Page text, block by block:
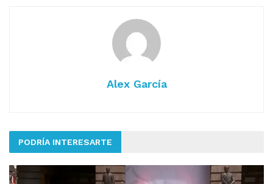
Alex García
PODRÍA INTERESARTE